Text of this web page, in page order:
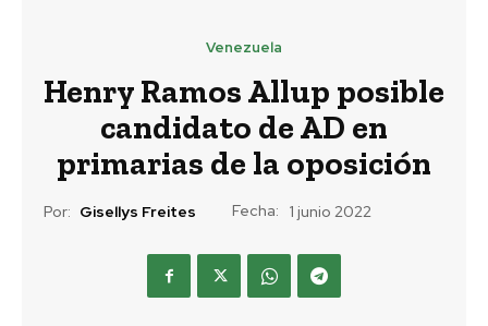
Venezuela
Henry Ramos Allup posible
candidato de AD en
primarias de la oposición
Por: Gisellys Freites Fecha: 1 junio 2022